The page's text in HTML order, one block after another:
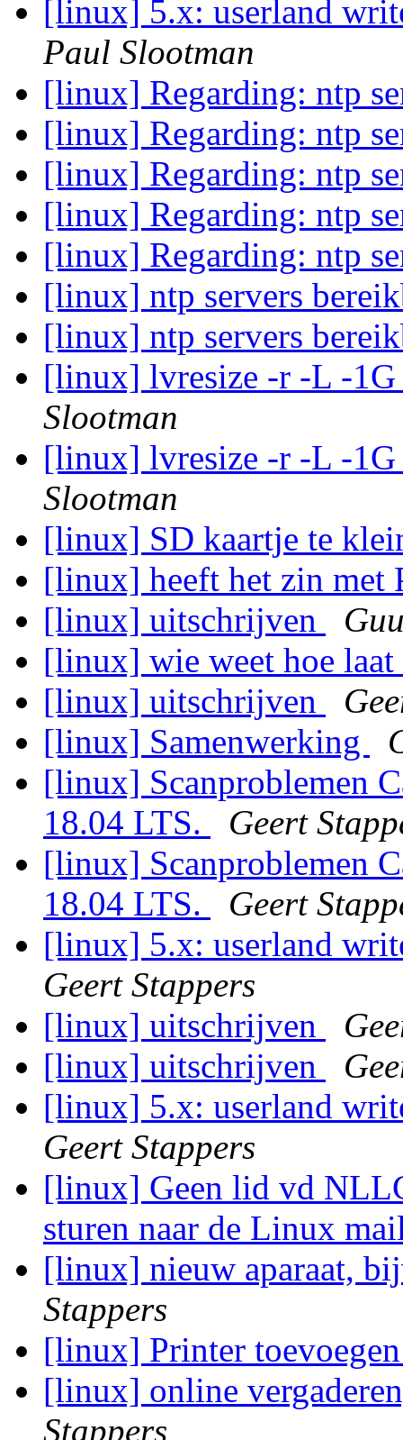
[linux] 5.x: userland
Paul Slootman
[linux] Regarding: ntp
[linux] Regarding: ntp
[linux] Regarding: ntp
[linux] Regarding: ntp
[linux] Regarding: ntp
[linux] ntp servers
[linux] ntp servers
[linux] lvresize -r -L -
Slootman
[linux] lvresize -r -L -
Slootman
[linux] SD kaartje te
[linux] heeft het zin met
[linux] uitschrijven
[linux] wie weet hoe
[linux] uitschrijven
[linux] Samenwerking
[linux] Scanproblemen
18.04 LTS.
Geert
[linux] Scanproblemen
18.04 LTS.
Geert
[linux] 5.x: userland
Geert Stappers
[linux] uitschrijven
[linux] uitschrijven
[linux] 5.x: userland
Geert Stappers
[linux] Geen lid vd
sturen naar de Linux
[linux] nieuw aparaat,
Stappers
[linux] Printer
[linux] online
Stappers